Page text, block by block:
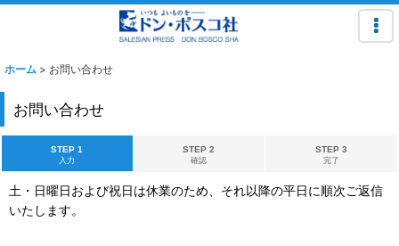
ホーム > お問い合わせ
お問い合わせ
STEP 1
入力
STEP 2
確認
STEP 3
完了
土・日曜日および祝日は休業のため、それ以降の平日に順次ご返信
いたします。